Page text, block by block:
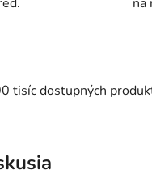
tisíc dostupných